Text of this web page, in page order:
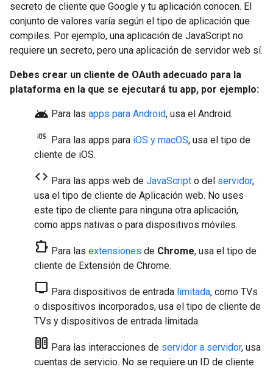
secreto de cliente que Google y tu aplicación conocen. El
conjunto de valores varía según el tipo de aplicación que
compiles. Por ejemplo, una aplicación de JavaScript no
requiere un secreto, pero una aplicación de servidor web sí.
Debes crear un cliente de OAuth adecuado para la
plataforma en la que se ejecutará tu app, por ejemplo:
android Para las apps para Android, usa el Android.
Para las apps para iOS y macOS, usa el tipo de
cliente de iOS.
code Para las apps web de JavaScript o del servidor,
usa el tipo de cliente de Aplicación web. No uses
este tipo de cliente para ninguna otra aplicación,
como apps nativas o para dispositivos móviles.
chrome_extension Para las extensiones de Chrome, usa el tipo de
cliente de Extensión de Chrome.
tv Para dispositivos de entrada limitada, como TVs
o dispositivos incorporados, usa el tipo de cliente de
TVs y dispositivos de entrada limitada.
host Para las interacciones de servidor a servidor, usa
cuentas de servicio. No se requiere un ID de cliente